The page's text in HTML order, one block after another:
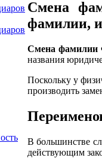
Смена
фамилии,
Смена
названия
Поскольку у
производить
В большинстве
действующим